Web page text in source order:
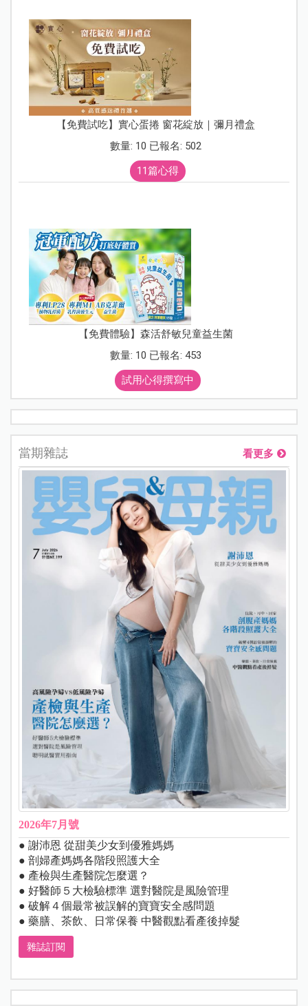
【免費試吃】實心蛋捲 窗花綻放｜彌月禮盒
數量: 10 已報名: 502
11篇心得
【免費體驗】森活舒敏兒童益生菌
數量: 10 已報名: 453
試用心得撰寫中
當期雜誌 看更多
2026年7月號
● 謝沛恩 從甜美少女到優雅媽媽
● 剖婦產媽媽各階段照護大全
● 產檢與生產醫院怎麼選？
● 好醫師５大檢驗標準 選對醫院是風險管理
● 破解４個最常被誤解的寶寶安全感問題
● 藥膳、茶飲、日常保養 中醫觀點看產後掉髮
雜誌訂閱